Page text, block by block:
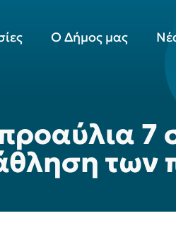
Ο Δήμος μας
7
των